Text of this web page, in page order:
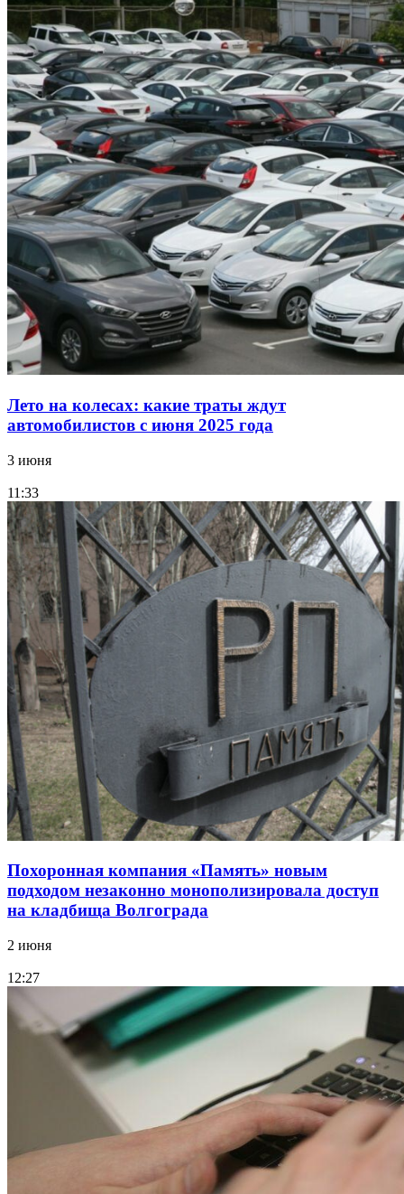
Лето на колесах: какие траты ждут
автомобилистов с июня 2025 года
3 июня
11:33
Похоронная компания «Память» новым
подходом незаконно монополизировала доступ
на кладбища Волгограда
2 июня
12:27